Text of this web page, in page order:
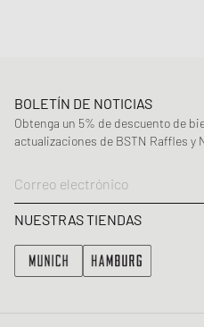
BOLETÍN DE NOTICIAS
Obtenga un 5% de descuento de
actualizaciones de BSTN Raffles y
Correo electrónico
NUESTRAS TIENDAS